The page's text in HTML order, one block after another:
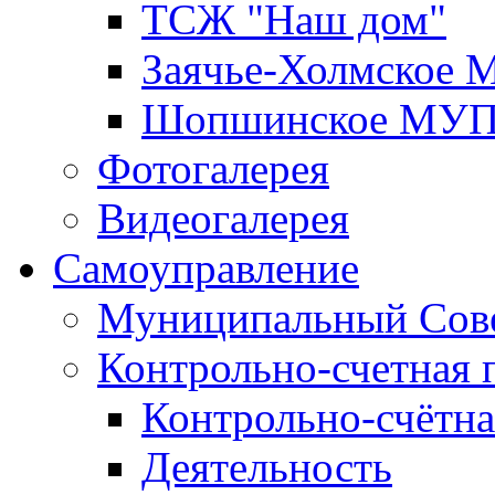
ТСЖ "Наш дом"
Заячье-
Шопшинское
Фотогалерея
Видеогалерея
Самоуправление
Муниципальный
Контрольно-счетная
Контрольно-
Деятельность